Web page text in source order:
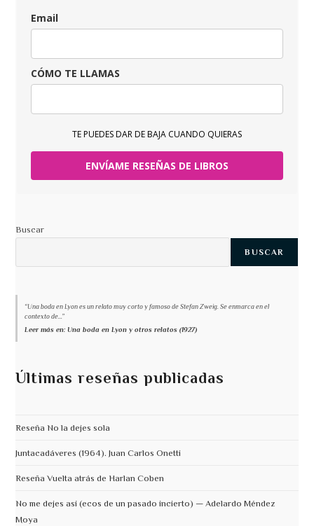
Email
CÓMO TE LLAMAS
TE PUEDES DAR DE BAJA CUANDO QUIERAS
ENVÍAME RESEÑAS DE LIBROS
Buscar
BUSCAR
“Una boda en Lyon es un relato muy corto y famoso de Stefan Zweig. Se enmarca en el
contexto de...”
Leer más en: Una boda en Lyon y otros relatos (1927)
Últimas reseñas publicadas
Reseña No la dejes sola
Juntacadáveres (1964). Juan Carlos Onetti
Reseña Vuelta atrás de Harlan Coben
No me dejes así (ecos de un pasado incierto) — Adelardo Méndez
Moya